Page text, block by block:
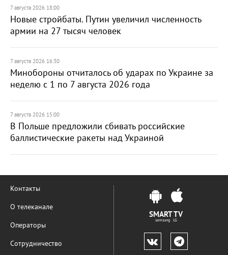
7 августа 2026 18:00
Новые стройбаты. Путин увеличил численность
армии на 27 тысяч человек
7 августа 2026 16:30
Минобороны отчиталось об ударах по Украине за
неделю с 1 по 7 августа 2026 года
7 августа 2026 15:00
В Польше предложили сбивать российские
баллистические ракеты над Украиной
Контакты
О телеканале
Операторы
Сотрудничество
SMART TV
samsung LG